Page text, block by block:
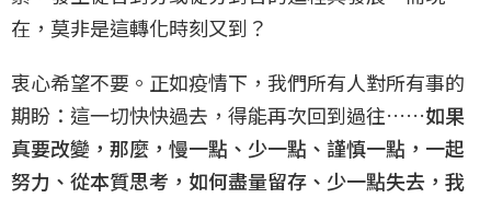
在，莫非是這轉化時刻又到？
衷心希望不要。正如疫情下，我們所有人對所有事的
期盼：這一切快快過去，得能再次回到過往……如果
真要改變，那麼，慢一點、少一點、謹慎一點，一起
努力、從本質思考，如何盡量留存、少一點失去，我